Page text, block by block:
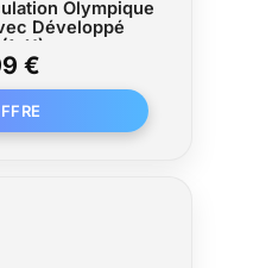
Olympique
Développé
€